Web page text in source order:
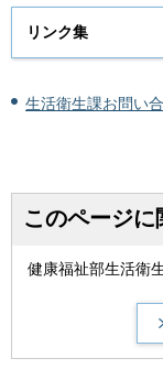
リンク集
生活衛生課お問い
このページ
健康福祉部生活衛